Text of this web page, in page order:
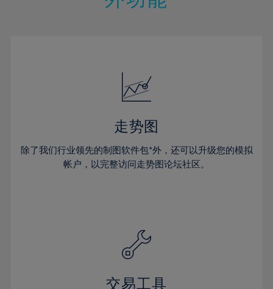
走势图
除了我们行业领先的制图软件包*外，还可以升级您的模拟
帐户，以完整访问走势图论坛社区。
交易工具